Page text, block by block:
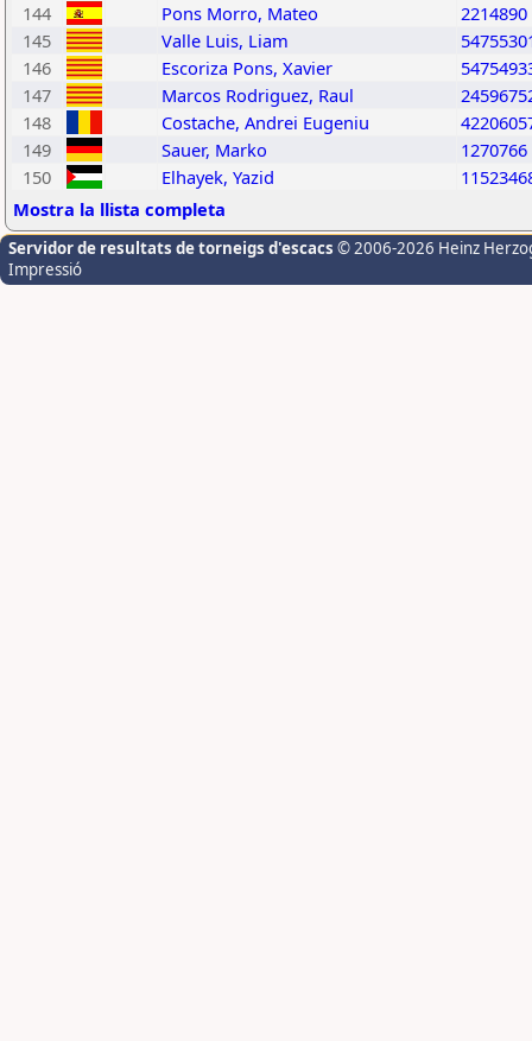
144
Pons Morro, Mateo
2214890
145
Valle Luis, Liam
146
Escoriza Pons, Xavier
147
Marcos Rodriguez, Raul
148
Costache, Andrei Eugeniu
149
Sauer, Marko
1270766
150
Elhayek, Yazid
Mostra la llista completa
Servidor de resultats de torneigs d'escacs © 2006-2026 Heinz
Impressió